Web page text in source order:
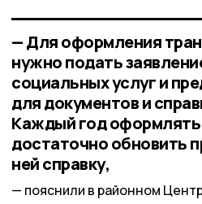
— Для оформления
нужно подать
социальных услуг и
для документов и
Каждый год оформлять
достаточно обновить
ней справку,
пояснили в районном